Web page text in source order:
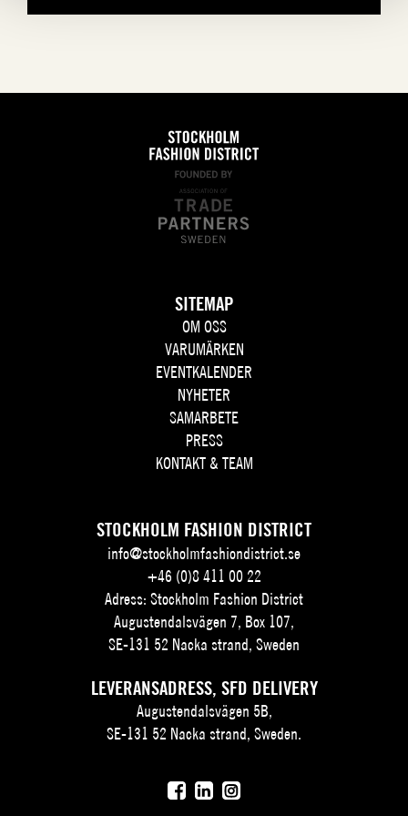
SITEMAP
OM OSS
VARUMÄRKEN
EVENTKALENDER
NYHETER
SAMARBETE
PRESS
KONTAKT & TEAM
STOCKHOLM FASHION DISTRICT
info@stockholmfashiondistrict.se
+46 (0)8 411 00 22
Adress: Stockholm Fashion District
Augustendalsvägen 7, Box 107,
SE-131 52 Nacka strand, Sweden
LEVERANSADRESS, SFD DELIVERY
Augustendalsvägen 5B,
SE-131 52 Nacka strand, Sweden.